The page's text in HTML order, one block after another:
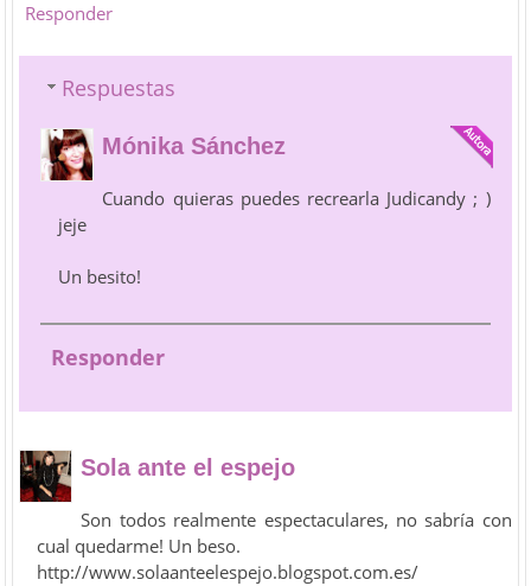
Responder
Respuestas
Mónika Sánchez
Cuando quieras puedes recrearla Judicandy ; )
jeje
Un besito!
Responder
Sola ante el espejo
Son todos realmente espectaculares, no sabría con
cual quedarme! Un beso.
http://www.solaanteelespejo.blogspot.com.es/